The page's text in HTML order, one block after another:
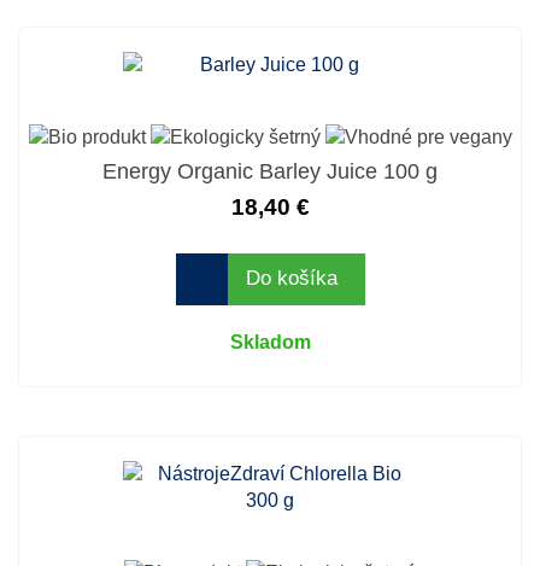
Energy Organic Barley Juice 100 g
18,40 €
Do košíka
Skladom